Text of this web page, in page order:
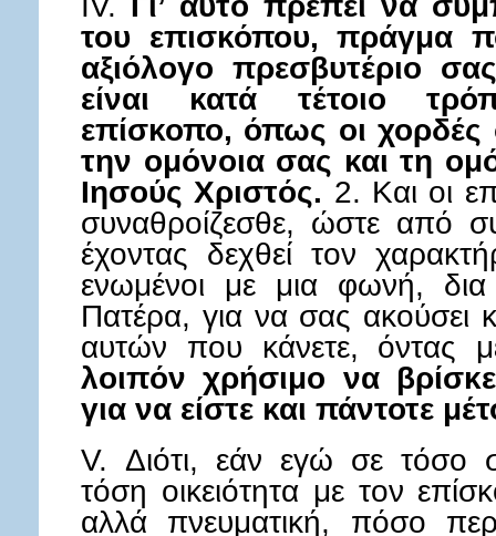
του επισκόπου, πράγμα
αξιόλογο πρεσβυτέριο
είναι κατά τέτοιο
επίσκοπο, όπως οι χορδές
την ομόνοια σας και τη
Ιησούς Χριστός. 2. Και οι
συναθροίζεσθε, ώστε από
έχοντας δεχθεί τον
ενωμένοι με μια φωνή,
Πατέρα, για να σας ακούσει
αυτών που κάνετε, όντας
λοιπόν χρήσιμο να
για να είστε και πάντοτε
V. Διότι, εάν εγώ σε τόσο
τόση οικειότητα με τον
αλλά πνευματική, πόσο